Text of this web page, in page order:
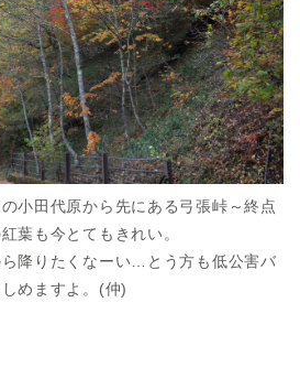
小田代原から先にある弓張峠～終点
葉も今とてもきれい。
降りたくなーい…とう方も低公害バ
めますよ。(仲)